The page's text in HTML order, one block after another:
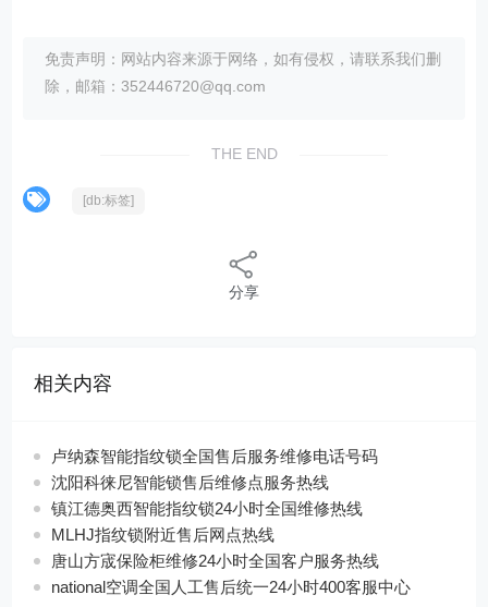
免责声明：网站内容来源于网络，如有侵权，请联系我们删
除，邮箱：352446720@qq.com
THE END
[db:标签]
分享
相关内容
卢纳森智能指纹锁全国售后服务维修电话号码
沈阳科徕尼智能锁售后维修点服务热线
镇江德奥西智能指纹锁24小时全国维修热线
MLHJ指纹锁附近售后网点热线
唐山方宬保险柜维修24小时全国客户服务热线
national空调全国人工售后统一24小时400客服中心